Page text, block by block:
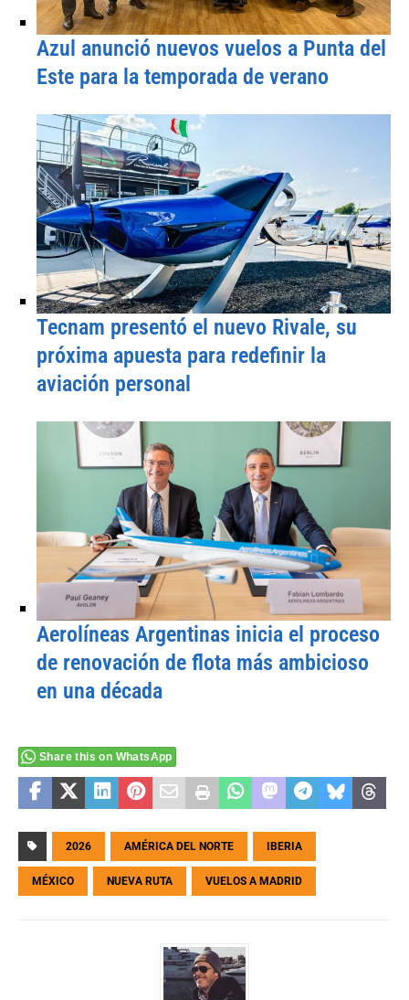
Azul anunció nuevos vuelos a Punta del
Este para la temporada de verano
Tecnam presentó el nuevo Rivale, su
próxima apuesta para redefinir la
aviación personal
Aerolíneas Argentinas inicia el proceso
de renovación de flota más ambicioso
en una década
Share this on WhatsApp
2026 AMÉRICA DEL NORTE IBERIA
MÉXICO NUEVA RUTA VUELOS A MADRID